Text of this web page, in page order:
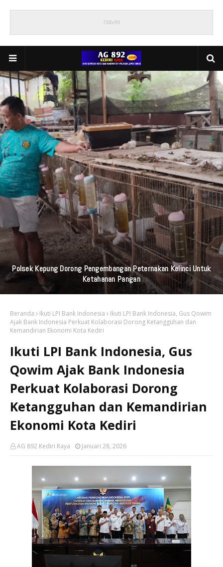
Polsek Kepung Dorong Pengembangan Peternakan Kelinci Untuk
Ketahanan Pangan
Beranda Ikuti LPI Bank Indonesia
Ikuti LPI Bank Indonesia, Gus Qowim
Ajak Bank Indonesia Perkuat Kolaborasi Dorong Ketangguhan dan
Kemandirian Ekonomi Kota Kediri
Ikuti LPI Bank Indonesia, Gus
Qowim Ajak Bank Indonesia
Perkuat Kolaborasi Dorong
Ketangguhan dan Kemandirian
Ekonomi Kota Kediri
AG 892 Kediri Raya Januari 28, 2026